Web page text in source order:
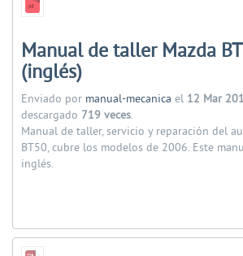
Manual de taller Mazda
(inglés)
Enviado por manual-mecanica el 12 Mar
descargado 719 veces.
Manual de taller, servicio y reparación del
BT50, cubre los modelos de 2006. Este
inglés.